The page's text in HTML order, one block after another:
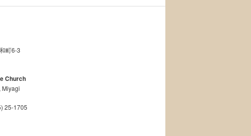
町6-3
Church
Miyagi
25-1705